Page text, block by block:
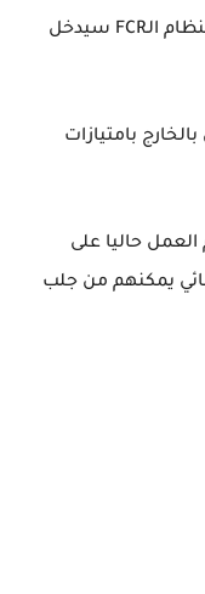
وأوضح ياسين مامي، أن القانون الجديد لنظام الـFCR سيدخل
بامتيازات
حاليا على
يمكنهم من جلب